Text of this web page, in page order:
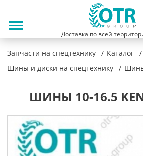
Доставка по всей
Запчасти на спецтехнику
Каталог
Шины и диски на спецтехнику
ШИНЫ 10-16.5